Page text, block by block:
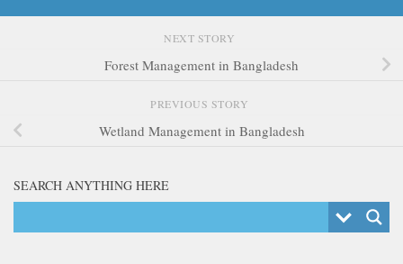
NEXT STORY
Forest Management in Bangladesh
PREVIOUS STORY
Wetland Management in Bangladesh
SEARCH ANYTHING HERE